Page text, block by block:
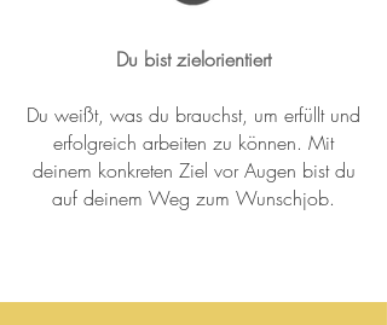
Du bist zielorientiert
Du weißt, was du brauchst, um erfüllt und
erfolgreich arbeiten zu können. Mit
deinem konkreten Ziel vor Augen bist du
auf deinem Weg zum Wunschjob.